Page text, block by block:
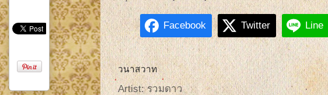
Facebook Twitter Line
วนาสวาท
Artist: รวมดาว